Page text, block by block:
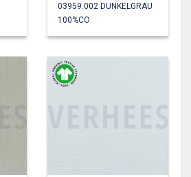
03959.002 DUNKELGRAU
100%CO